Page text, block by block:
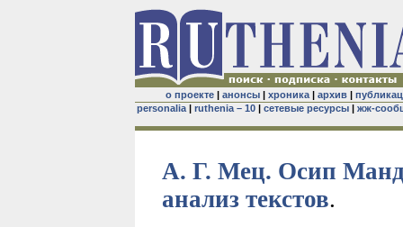
о проекте| анонсы| хроника| архив|
personalia| ruthenia – 10| сетевые ресурсы| жж-
А. Г. Мец. Осип
анализ текстов.